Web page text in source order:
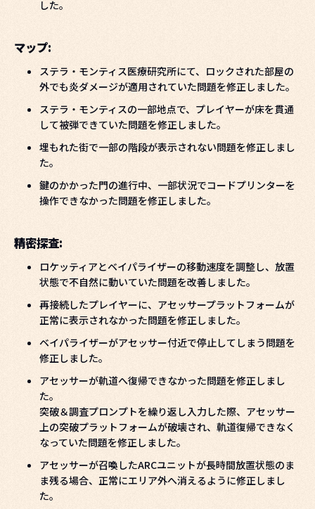
した。
マップ:
ステラ・モンティス医療研究所にて、ロックされた部屋の
外でも炎ダメージが適用されていた問題を修正しました。
ステラ・モンティスの一部地点で、プレイヤーが床を貫通
して被弾できていた問題を修正しました。
埋もれた街で一部の階段が表示されない問題を修正しまし
た。
鍵のかかった門の進行中、一部状況でコードプリンターを
操作できなかった問題を修正しました。
精密探査:
ロケッティアとベイパライザーの移動速度を調整し、放置
状態で不自然に動いていた問題を改善しました。
再接続したプレイヤーに、アセッサープラットフォームが
正常に表示されなかった問題を修正しました。
ベイパライザーがアセッサー付近で停止してしまう問題を
修正しました。
アセッサーが軌道へ復帰できなかった問題を修正しまし
た。
突破＆調査プロンプトを繰り返し入力した際、アセッサー
上の突破プラットフォームが破壊され、軌道復帰できなく
なっていた問題を修正しました。
アセッサーが召喚したARCユニットが長時間放置状態のま
ま残る場合、正常にエリア外へ消えるように修正しまし
た。